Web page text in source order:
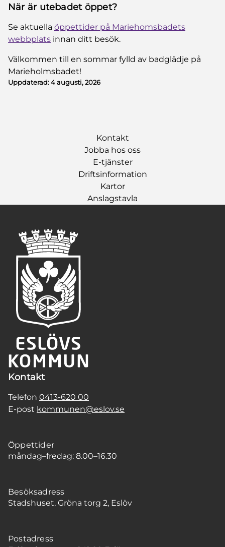
När är utebadet öppet?
Se aktuella öppettider på Mariehomsbadets
webbplats innan ditt besök.
Välkommen till en sommar fylld av badglädje på
Marieholmsbadet!
Uppdaterad:4 augusti, 2026
Kontakt
Jobba hos oss
E-tjänster
Driftsinformation
Kartor
Anslagstavla
Kontakt
Telefon 0413-620 00
E-post kommunen@eslov.se
Öppettider
måndag–fredag: 8.00–16.30
Besöksadress
Stadshuset, Gröna torg 2, Eslöv
Postadress